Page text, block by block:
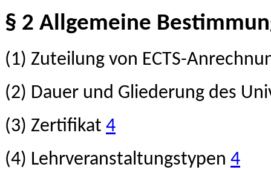
§ 2 Allgemeine
(1) Zuteilung von ECTS-
(2) Dauer und Gliederung des
(3) Zertifikat 4
(4) Lehrveranstaltungstypen 4